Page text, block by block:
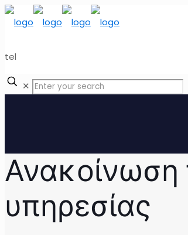
tel
✕
υπηρεσίας